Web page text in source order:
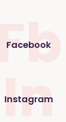
Fb
Facebook
In
Instagram